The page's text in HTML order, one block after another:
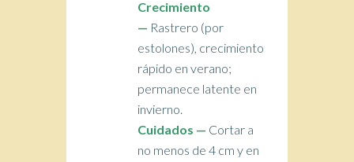
Crecimiento
— Rastrero (por
estolones), crecimiento
rápido en verano;
permanece latente en
invierno.
Cuidados — Cortar a
no menos de 4 cm y en